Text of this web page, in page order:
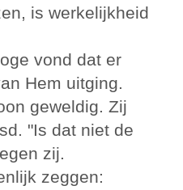
is werkelijkheid
vond dat er
Hem uitging.
geweldig. Zij
"Is dat niet de
zij.
zeggen: